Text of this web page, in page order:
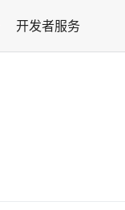
开发者服务